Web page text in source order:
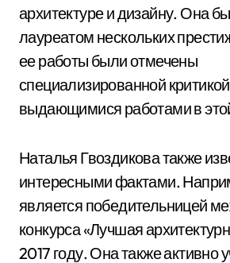
архитектуре и дизайну. Она
лауреатом нескольких
ее работы были отмечены
специализированной
выдающимися работами в
Наталья Гвоздикова также
интересными фактами.
является победительницей
конкурса «Лучшая
2017 году. Она также активно